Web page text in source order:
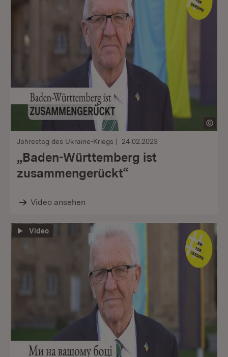
Jahrestag des Ukraine-Kriegs 24.02.2023
„Baden-Württemberg ist
zusammengerückt“
Video ansehen
Video